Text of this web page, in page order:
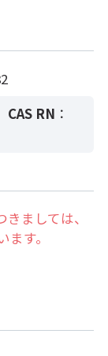
CAS RN ：
ましては、
す。